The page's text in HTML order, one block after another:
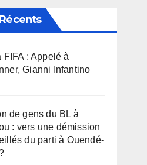
FIFA : Appelé à
Gianni Infantino
de gens du BL à
: vers une démission
du parti à Ouendé-